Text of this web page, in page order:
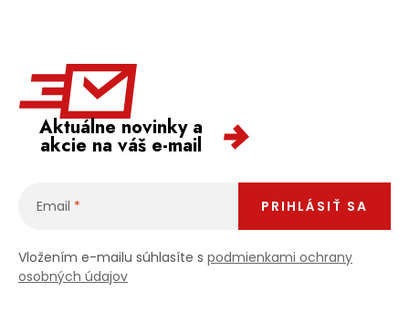
Aktuálne novinky a
akcie na váš e-mail
Email
Vložením e-mailu súhlasíte s podmienkami ochrany
osobných údajov
PRIHLÁSIŤ SA